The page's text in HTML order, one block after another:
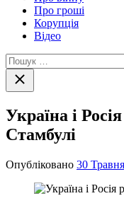
Про гроші
Корупція
Відео
Пошук:
Закрити
пошук
Україна і
Стамбулі
Опубліковано 30